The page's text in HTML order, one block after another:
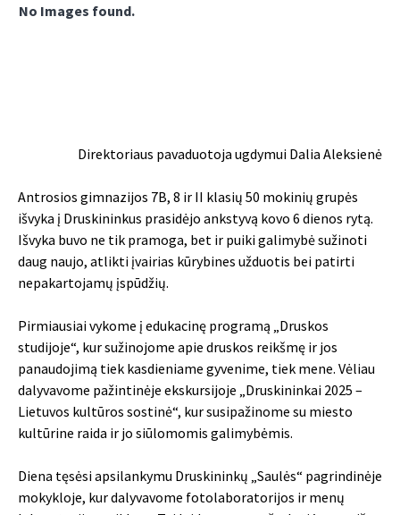
No Images found.
Direktoriaus pavaduotoja ugdymui Dalia Aleksienė
Antrosios gimnazijos 7B, 8 ir II klasių 50 mokinių grupės
išvyka į Druskininkus prasidėjo ankstyvą kovo 6 dienos rytą.
Išvyka buvo ne tik pramoga, bet ir puiki galimybė sužinoti
daug naujo, atlikti įvairias kūrybines užduotis bei patirti
nepakartojamų įspūdžių.
Pirmiausiai vykome į edukacinę programą „Druskos
studijoje“, kur sužinojome apie druskos reikšmę ir jos
panaudojimą tiek kasdieniame gyvenime, tiek mene. Vėliau
dalyvavome pažintinėje ekskursijoje „Druskininkai 2025 –
Lietuvos kultūros sostinė“, kur susipažinome su miesto
kultūrine raida ir jo siūlomomis galimybėmis.
Diena tęsėsi apsilankymu Druskininkų „Saulės“ pagrindinėje
mokykloje, kur dalyvavome fotolaboratorijos ir menų